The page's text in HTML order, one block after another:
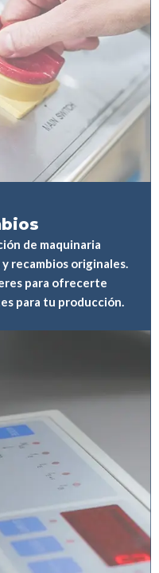
de maquinaria
recambios originales.
para ofrecerte
para tu producción.